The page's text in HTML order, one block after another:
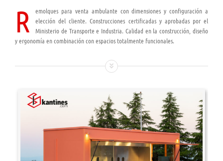
R
emolques para venta ambulante con dimensiones y configuración a
elección del cliente. Construcciones certificadas y aprobadas por el
Ministerio de Transporte e Industria. Calidad en la construcción, diseño
y ergonomía en combinación con espacios totalmente funcionales.